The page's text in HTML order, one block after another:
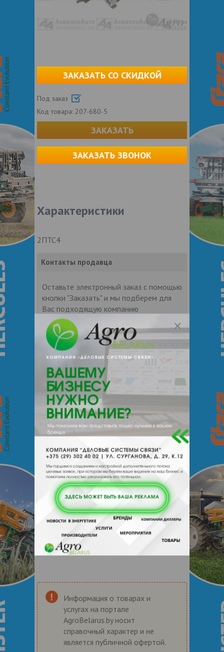
ЗАКАЗАТЬ СО СКИДКОЙ
Под заказ
Код товара: 207-680-5
ЗАКАЗАТЬ
ЗАКАЗАТЬ ЗВОНОК
Характеристики
2ПТС4
Контакты продавца
Оставьте электронный заказ с помощью
кнопки "Заказать" и мы подберем для
Вас подходящую компанию
поставщика.
Информация о товарах и
услугах на портале
AgroBelarus.by носит
справочный характер и не
является публичной офертой.